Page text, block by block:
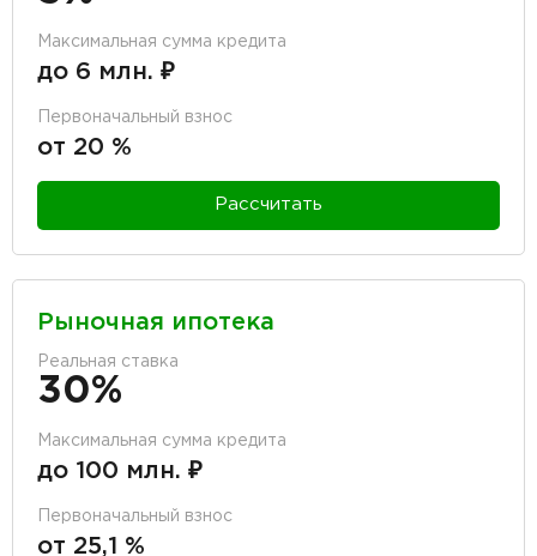
Максимальная сумма кредита
до 6 млн. ₽
Первоначальный взнос
от 20 %
Рассчитать
Рыночная ипотека
Реальная ставка
30%
Максимальная сумма кредита
до 100 млн. ₽
Первоначальный взнос
от 25,1 %